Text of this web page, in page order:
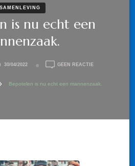
SAMENLEVING
is nu echt een
30/04/2022 GEEN REACTIEOP
NU
Bepotelen is nu echt een mannenzaak.